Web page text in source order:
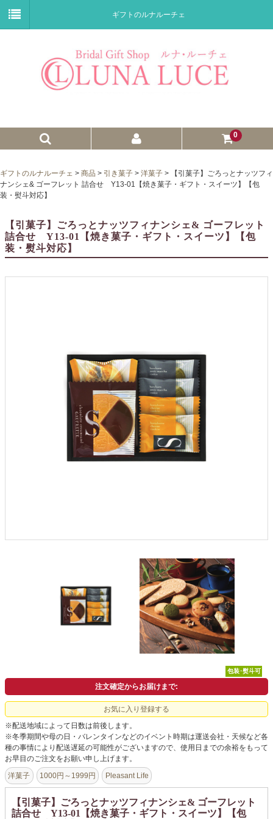
ギフトのルナルーチェ
0
プチギフト
子育て卒業証書
ブライダルバッグ
無料サンプル・資料請求
ギフトのルナルーチェ > 商品 > 引き菓子 > 洋菓子 >
【引菓子】ごろっとナッツフィ
ナンシェ& ゴーフレット 詰合せ Y13-01【焼き菓子・ギフト・スイーツ】【包
装・熨斗対応】
【引菓子】ごろっとナッツフィナンシェ& ゴーフレット
詰合せ Y13-01【焼き菓子・ギフト・スイーツ】【包
装・熨斗対応】
包装･熨斗可
注文確定からお届けまで:
お気に入り登録する
※配送地域によって日数は前後します。
※冬季期間や母の日・バレンタインなどのイベント時期は運送会社・天候など各
種の事情により配送遅延の可能性がございますので、使用日までの余裕をもって
お早目のご注文をお願い申し上げます。
洋菓子 1000円～1999円 Pleasant Life
【引菓子】ごろっとナッツフィナンシェ& ゴーフレット
詰合せ Y13-01【焼き菓子・ギフト・スイーツ】【包